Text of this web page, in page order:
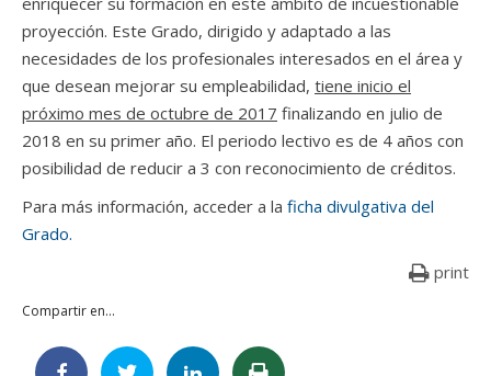
proyección. Este Grado, dirigido y adaptado a las
necesidades de los profesionales interesados en el área y
que desean mejorar su empleabilidad, tiene inicio el
próximo mes de octubre de 2017 finalizando en julio de
2018 en su primer año. El periodo lectivo es de 4 años con
posibilidad de reducir a 3 con reconocimiento de créditos.
Para más información, acceder a la ficha divulgativa del
Grado.
print
Compartir en...